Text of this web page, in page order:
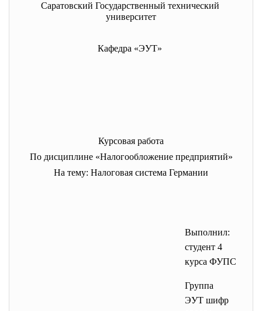
Саратовский Государственный технический
университет
Кафедра «ЭУТ»
Курсовая работа
По дисциплине «Налогообложение предприятий»
На тему: Налоговая система Германии
Выполнил:
студент 4
курса ФУПС
Группа
ЭУТ шифр